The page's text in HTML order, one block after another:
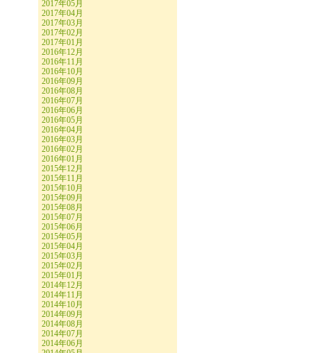
2017年05月
2017年04月
2017年03月
2017年02月
2017年01月
2016年12月
2016年11月
2016年10月
2016年09月
2016年08月
2016年07月
2016年06月
2016年05月
2016年04月
2016年03月
2016年02月
2016年01月
2015年12月
2015年11月
2015年10月
2015年09月
2015年08月
2015年07月
2015年06月
2015年05月
2015年04月
2015年03月
2015年02月
2015年01月
2014年12月
2014年11月
2014年10月
2014年09月
2014年08月
2014年07月
2014年06月